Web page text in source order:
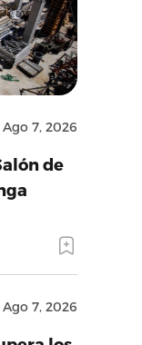
Ago 7, 2026
de
Ago 7, 2026